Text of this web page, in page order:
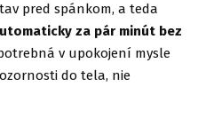
pred spánkom, a teda
za pár minút bez
v upokojení mysle
do tela, nie